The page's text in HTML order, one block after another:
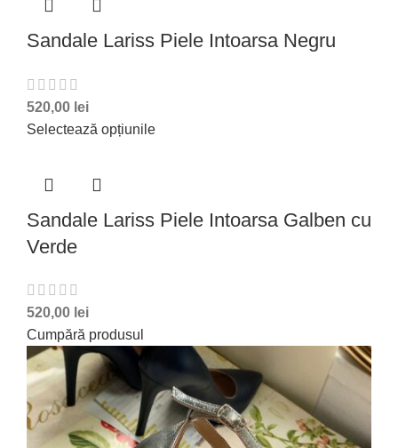
Sandale Lariss Piele Intoarsa Negru
520,00 lei
Selectează opțiunile
Sandale Lariss Piele Intoarsa Galben cu
Verde
520,00 lei
Cumpără produsul